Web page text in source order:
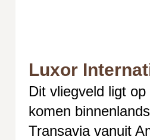
Luxor
Dit vliegveld ligt
komen
Transavia vanuit